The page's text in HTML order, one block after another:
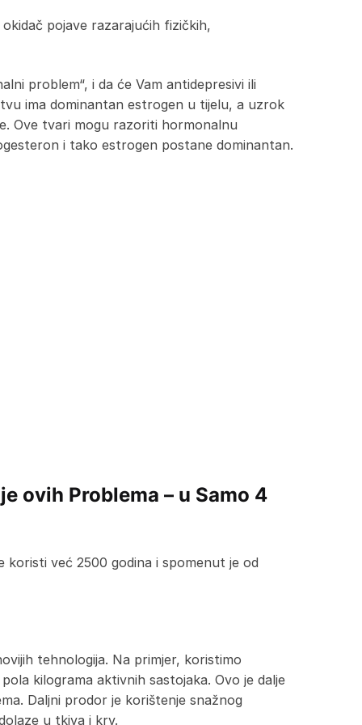
pojave razarajućih fizičkih,
problem“, i da će Vam antidepresivi ili
ima dominantan estrogen u tijelu, a uzrok
Ove tvari mogu razoriti hormonalnu
i tako estrogen postane dominantan.
ovih Problema – u Samo 4
već 2500 godina i spomenut je od
tehnologija. Na primjer, koristimo
kilograma aktivnih sastojaka. Ovo je dalje
Daljni prodor je korištenje snažnog
u tkiva i krv.